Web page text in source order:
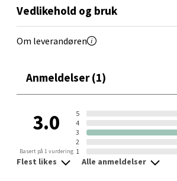
Vedlikehold og bruk
Om leverandøren
Anmeldelser (1)
3.0
Basert på 1 vurdering
5
4
3
2
1
Flest likes Alle anmeldelser
Bergen - Thon Senter
Åpent i dag 10-21